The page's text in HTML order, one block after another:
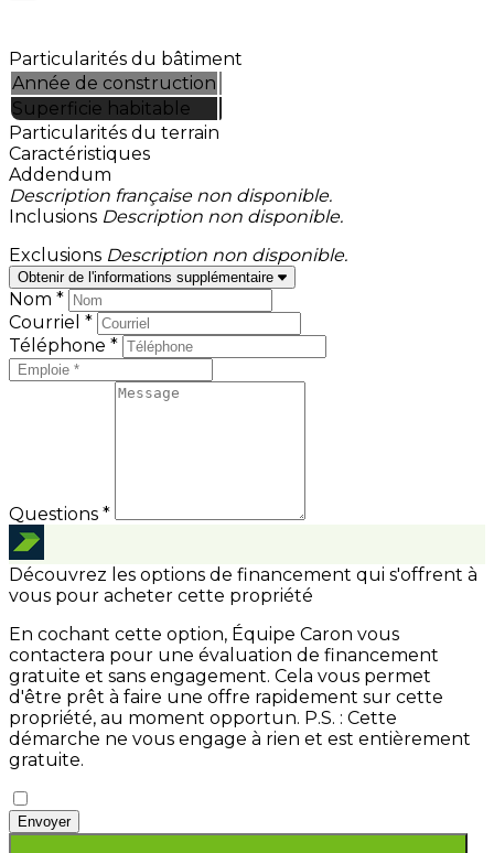
Particularités du bâtiment
Année de construction
Superficie habitable
Particularités du terrain
Caractéristiques
Addendum
Description française non disponible.
Inclusions Description non disponible.
Exclusions Description non disponible.
Obtenir de l'informations supplémentaire
Nom *
Courriel *
Téléphone *
Questions *
Découvrez les options de financement qui s'offrent à
vous pour acheter cette propriété
En cochant cette option, Équipe Caron vous
contactera pour une évaluation de financement
gratuite et sans engagement. Cela vous permet
d'être prêt à faire une offre rapidement sur cette
propriété, au moment opportun. P.S. : Cette
démarche ne vous engage à rien et est entièrement
gratuite.
Envoyer